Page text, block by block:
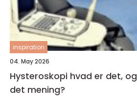
inspiration
04. May 2026
Hysteroskopi hvad er det, og hvornår giver
det mening?